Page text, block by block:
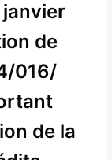
de
016/
de la